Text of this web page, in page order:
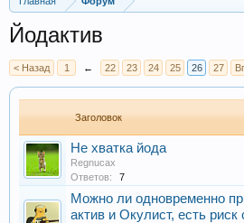
Йодактив
< Назад 1 ← 22 23 24 25 26 27
Заголовок
Не хватка йода
Regnucax
Ответов:
7
Можно ли одновременно
актив и Окулист, есть